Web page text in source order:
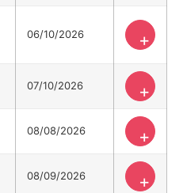
06/10/2026 +
07/10/2026 +
08/08/2026 +
08/09/2026 +